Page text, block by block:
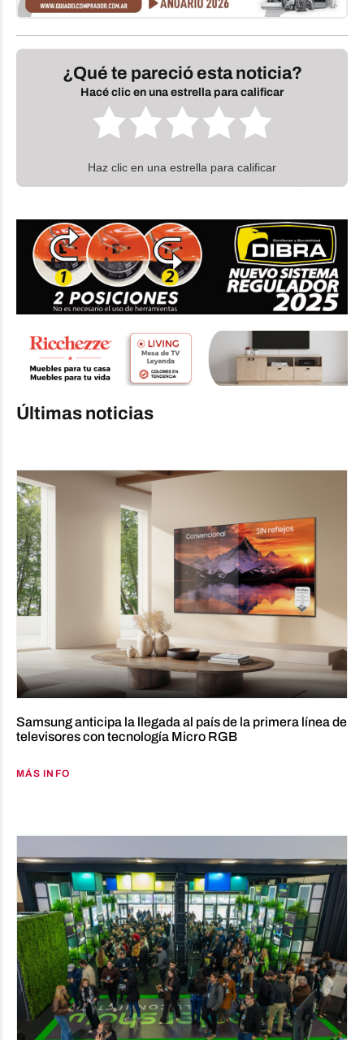
¿Qué te pareció esta noticia?
Hacé clic en una estrella para calificar
Haz clic en una estrella para calificar
Últimas noticias
Samsung anticipa la llegada al país de la primera línea de
televisores con tecnología Micro RGB
MÁS INFO